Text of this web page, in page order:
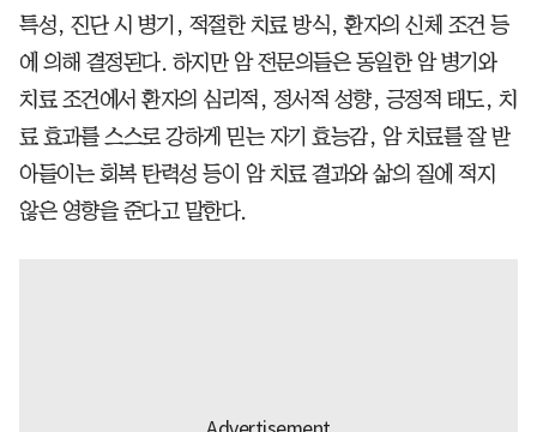
특성, 진단 시 병기, 적절한 치료 방식, 환자의 신체 조건 등
에 의해 결정된다. 하지만 암 전문의들은 동일한 암 병기와
치료 조건에서 환자의 심리적, 정서적 성향, 긍정적 태도, 치
료 효과를 스스로 강하게 믿는 자기 효능감, 암 치료를 잘 받
아들이는 회복 탄력성 등이 암 치료 결과와 삶의 질에 적지
않은 영향을 준다고 말한다.